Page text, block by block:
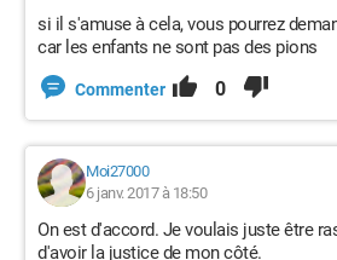
si il s'amuse à cela, vous pourrez
car les enfants ne sont pas des pions
Commenter 0
Moi27000
6 janv. 2017 à 18:50
On est d'accord. Je voulais juste être
d'avoir la justice de mon côté.